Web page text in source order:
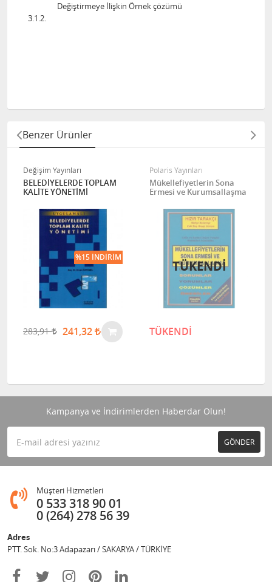
Değiştirmeye İlişkin Örnek çözümü
3.1.2.
Benzer Ürünler
Polaris Yayınları
Mükellefiyetlerin Sona
Ermesi ve Kurumsallaşma
TÜKENDİ
TÜKENDİ
Değişim Yayınları
Teoriden Pratiğe Akıllı
Şehir Denemeleri
Uygulama Örnekleri / Dr.
Akın Özdemir
1,00
Kampanya ve İndirimlerden Haberdar Olun!
GÖNDER
Müşteri Hizmetleri
0 533 318 90 01
0 (264) 278 56 39
Adres
PTT. Sok. No:3 Adapazarı / SAKARYA / TÜRKİYE